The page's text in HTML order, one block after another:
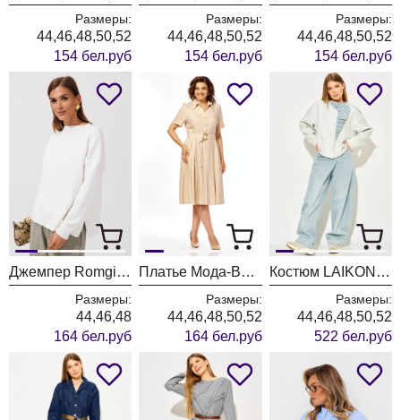
Размеры:
44,46,48,50,52
154 бел.руб
Размеры:
44,46,48,50,52
154 бел.руб
Размеры:
44,46,48,50,52
154 бел.руб
Джемпер Romgil РВ0435-ВИ5 молочный
Размеры:
44,46,48
164 бел.руб
Платье Мода-Версаль 2662 сливочный
Размеры:
44,46,48,50,52
164 бел.руб
Костюм LAIKONY L-874 голубой
Размеры:
44,46,48,50,52
522 бел.руб